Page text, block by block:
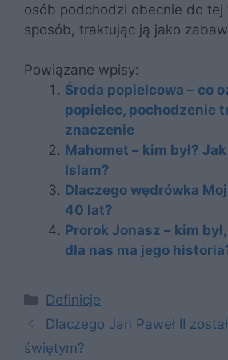
osób podchodzi obecnie do
sposób, traktując ją jako
Powiązane wpisy:
Środa popielcowa – co
popielec, pochodzenie
znaczenie
Mahomet – kim był?
Islam?
Dlaczego wędrówka
40 lat?
Prorok Jonasz – kim
dla nas ma jego
Kategorie
Definicje
Dlaczego Jan Paweł II
świętym?